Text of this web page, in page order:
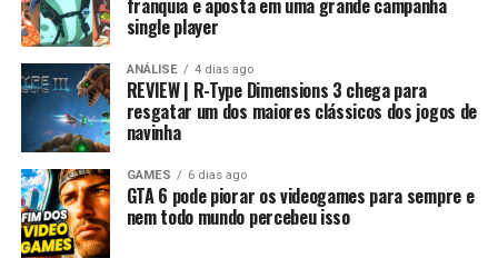
Essa mudança também pode representar um passo
importante para o futuro da franquia. Durante muitos
anos, Splatoon foi visto principalmente como um jogo
competitivo, mas Splatoon Raiders mostra que existe
espaço para expandir esse universo com uma campanha
mais ambiciosa e cheia de conteúdo. Caso a recepção dos
jogadores seja positiva, é bem possível que a Nintendo
continue investindo nesse formato e transforme o modo
história em um dos pilares da série daqui para frente.
inicial, mantendo um potencial muito maior. Conforme
você repete esse processo, desbloqueia novas linhas
evolutivas e aumenta bastante os atributos, permitindo
alcançar formas como Campeão, Ultimate e Mega com
estatísticas cada vez melhores.
É um sistema profundo que recompensa quem gosta de
montar equipes fortes e experimentar diferentes
árvores evolutivas.
franquia e aposta em uma grande campanha
single player
ANÁLISE 4 dias ago
REVIEW | R-Type Dimensions 3 chega para
resgatar um dos maiores clássicos dos jogos de
navinha
GAMES 6 dias ago
GTA 6 pode piorar os videogames para sempre e
nem todo mundo percebeu isso